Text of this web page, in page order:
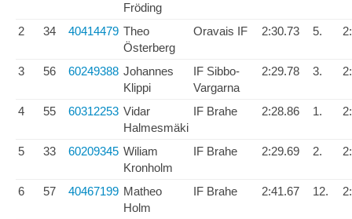
Fröding
2 34 40414479 Theo
Österberg
Oravais IF 2:30.73 5.
3 56 60249388 Johannes
Klippi
IF Sibbo-
Vargarna
2:29.78 3.
4 55 60312253 Vidar
Halmesmäki
IF Brahe 2:28.86 1.
5 33 60209345 Wiliam
Kronholm
IF Brahe 2:29.69 2.
6 57 40467199 Matheo
Holm
IF Brahe 2:41.67 12.